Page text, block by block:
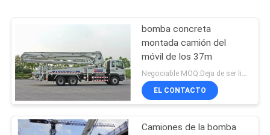
bomba concreta
montada camión del
móvil de los 37m
Negociable MOQ:Deja de ser limitado
EL CONTACTO
Camiones de la bomba